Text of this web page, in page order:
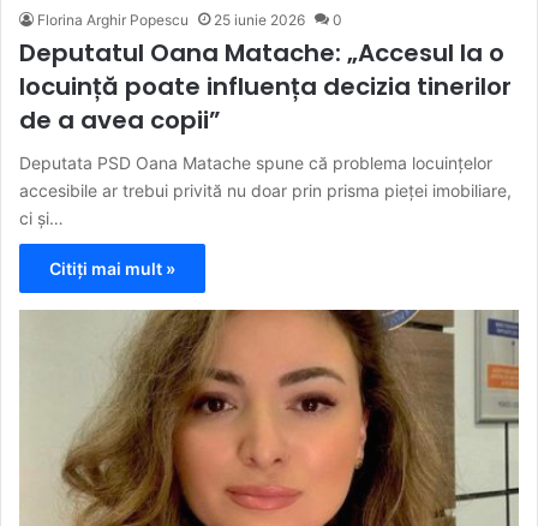
Florina Arghir Popescu 25 iunie 2026 0
Deputatul Oana Matache: „Accesul la o
locuință poate influența decizia tinerilor
de a avea copii”
Deputata PSD Oana Matache spune că problema locuințelor
accesibile ar trebui privită nu doar prin prisma pieței imobiliare,
ci și…
Citiți mai mult »